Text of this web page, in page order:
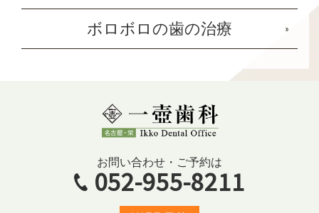
ボロボロの歯の治療
お問い合わせ・ご予約は
052-955-8211